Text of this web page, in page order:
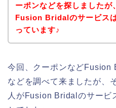
ーポンなどを探しましたが
Fusion Bridalのサービス
っています♪
今回、クーポンなどFusion
などを調べて来ましたが、
人がFusion Bridalのサービ